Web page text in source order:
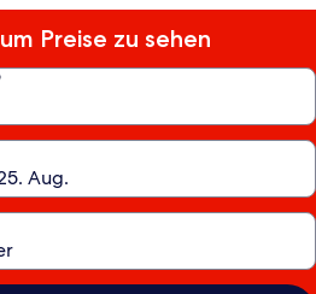
Preise zu sehen